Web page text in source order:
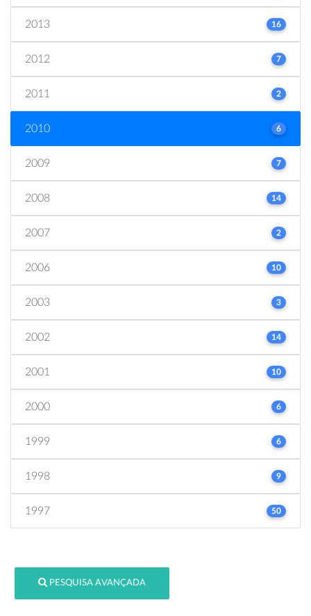
2013 16
2012 7
2011 2
2010 6
2009 7
2008 14
2007 2
2006 10
2003 3
2002 14
2001 10
2000 6
1999 6
1998 9
1997 50
PESQUISA AVANÇADA